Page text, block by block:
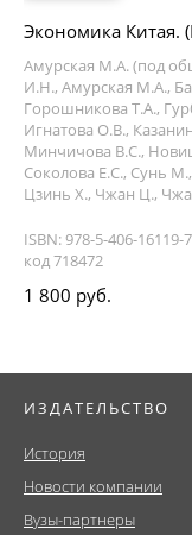
Экономика Китая.
Амурская М.А. (под
И.Н., Амурская М.А.,
Горошникова Т.А.,
Игнатова О.В.,
Минчичова В.С.,
Соколова Е.С., Сунь
Цзинь Х., Чжан Ц.,
ISBN: 978-5-406-16119-7
код 718472
1 800 руб.
ИЗДАТЕЛЬСТВО
История
Новости компании
Вузы-партнеры